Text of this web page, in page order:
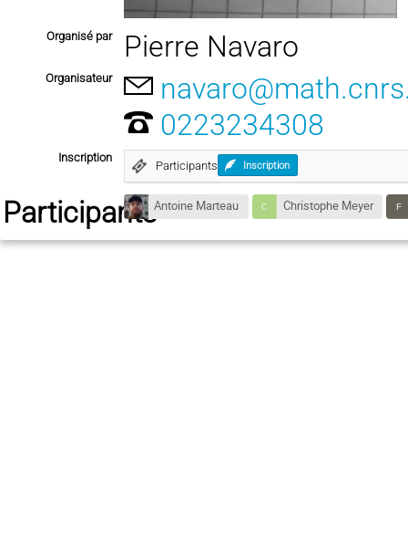
Organisé par Pierre Navaro
Organisateur
0223234308
Inscription
Participants Inscription
ParticipantsAntoine Marteau Christophe Meyer